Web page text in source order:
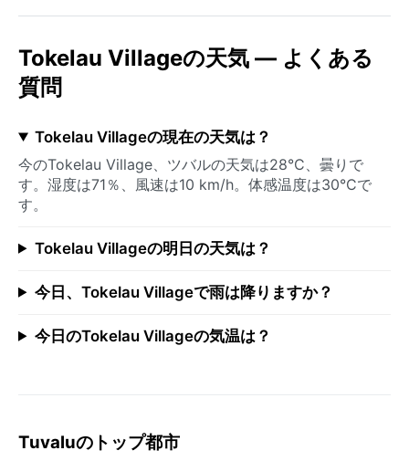
Tokelau Villageの天気 — よくある
質問
Tokelau Villageの現在の天気は？
今のTokelau Village、ツバルの天気は28°C、曇りで
す。湿度は71％、風速は10 km/h。体感温度は30°Cで
す。
Tokelau Villageの明日の天気は？
今日、Tokelau Villageで雨は降りますか？
今日のTokelau Villageの気温は？
Tuvaluのトップ都市